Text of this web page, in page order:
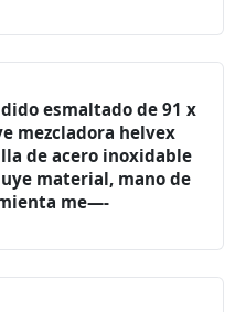
esmaltado de 91 x
mezcladora helvex
de acero inoxidable
material, mano de
me—-